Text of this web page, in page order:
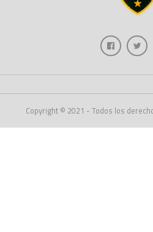
Copyright © 2021 - Todos los